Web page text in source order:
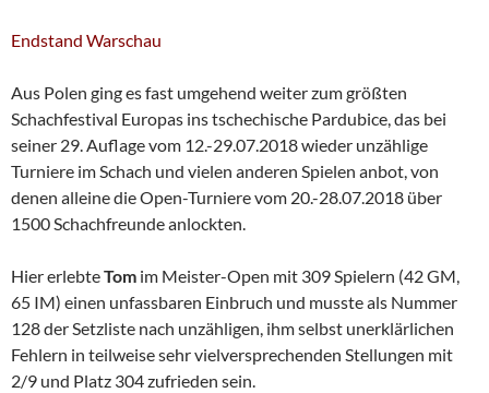
Endstand Warschau
Aus Polen ging es fast umgehend weiter zum größten
Schachfestival Europas ins tschechische Pardubice, das bei
seiner 29. Auflage vom 12.-29.07.2018 wieder unzählige
Turniere im Schach und vielen anderen Spielen anbot, von
denen alleine die Open-Turniere vom 20.-28.07.2018 über
1500 Schachfreunde anlockten.
Hier erlebteTom im Meister-Open mit 309 Spielern (42 GM,
65 IM) einen unfassbaren Einbruch und musste als Nummer
128 der Setzliste nach unzähligen, ihm selbst unerklärlichen
Fehlern in teilweise sehr vielversprechenden Stellungen mit
2/9 und Platz 304 zufrieden sein.